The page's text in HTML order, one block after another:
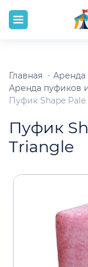
Главная
Аренда
Аренда пуфиков
Пуфик Shape
Пуфик
Triangle